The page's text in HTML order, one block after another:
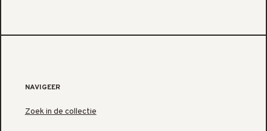
NAVIGEER
Zoek in de collectie